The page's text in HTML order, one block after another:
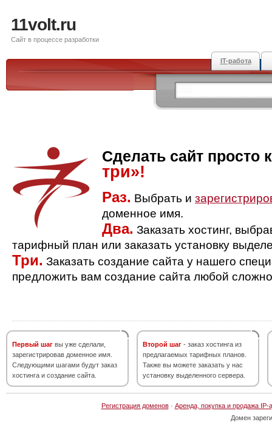
11volt.ru
Сайт в процессе разработки
IT-работа
Сделать сайт просто
три»!
Раз. Выбрать и
доменное имя.
Два. Заказать хостинг,
тарифный план или заказать установку
Три. Заказать создание сайта у нашего
предложить вам создание сайта любой
Первый шаг вы уже сделали,
зарегистрировав доменное имя.
Следующими шагами будут заказ
хостинга и создание сайта.
Второй шаг - заказ хостинга из
предлагаемых тарифных планов.
Также вы можете заказать у нас
установку выделенного сервера.
Регистрация доменов· Аренда, покупка и продажа IP-
Домен